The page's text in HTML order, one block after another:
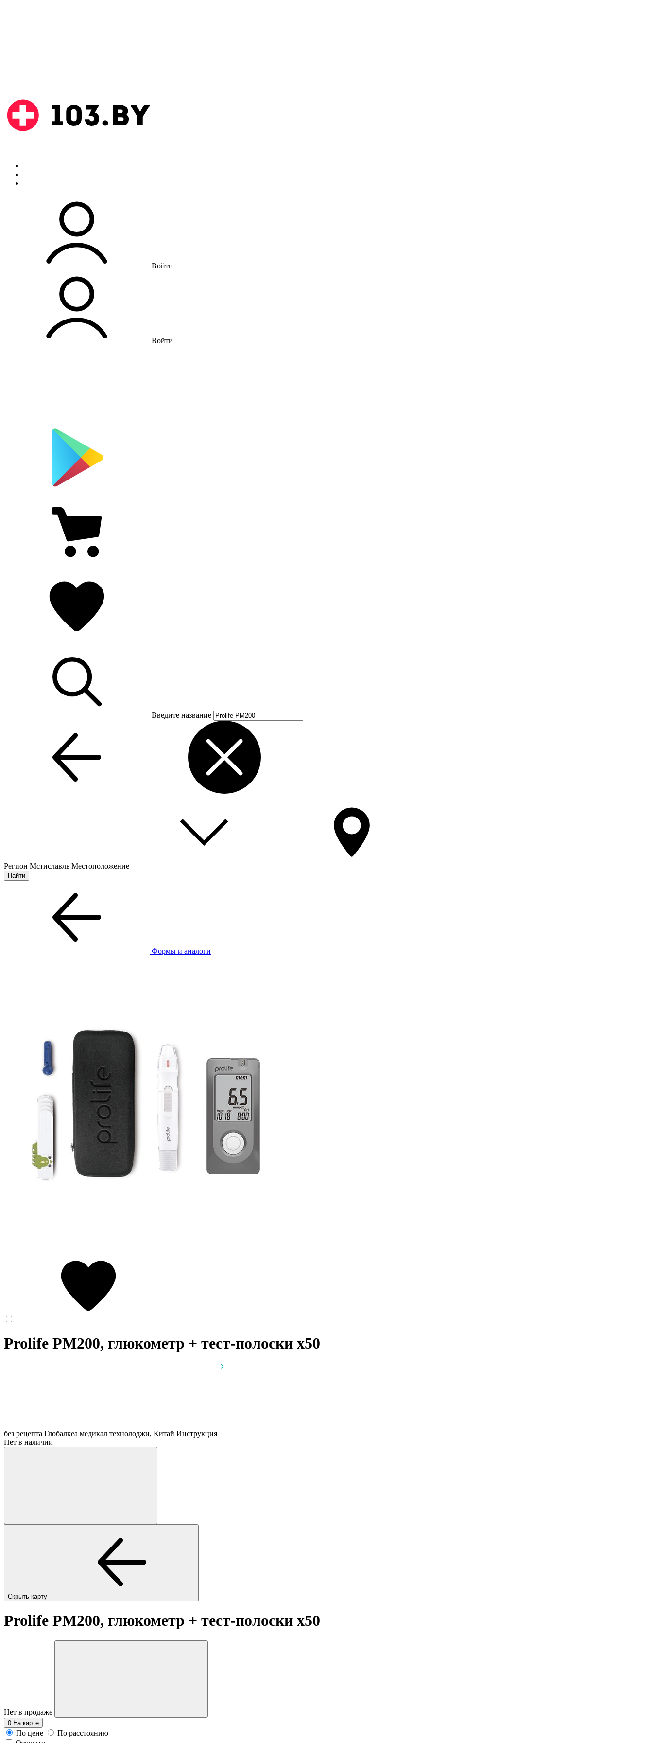
Войти
Войти
Введите название
Регион Мстиславль Местоположение
Формы и аналоги
Prolife PM200, глюкометр + тест-полоски x50
без рецепта Глобалкеа медикал технолоджи, Китай Инструкция
Нет в наличии
Скрыть карту
Prolife PM200, глюкометр + тест-полоски x50
Нет в продаже
0 На карте
По цене
По расстоянию